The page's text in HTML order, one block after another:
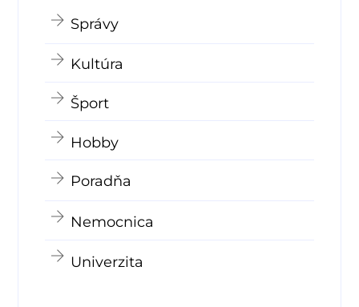
Správy
Kultúra
Šport
Hobby
Poradňa
Nemocnica
Univerzita